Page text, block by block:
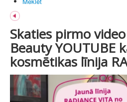
Skaties pirmo
Beauty YOUTUBE
kosmētikas līnija